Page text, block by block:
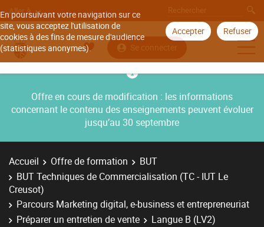
En poursuivant votre navigation sur ce
site, vous acceptez l'utilisation de
cookies à des fins de mesure d'audience
(statistiques anonymes).
Accepter Refuser
Aller à
Se connecter
Offre en cours de modification : les informations
concernant le contenu des enseignements peuvent évoluer
jusqu’au 30 septembre
Accueil Offre de formation
BUT
BUT Techniques de Commercialisation (TC - IUT Le
Creusot)
Parcours Marketing digital, e-business et entrepreneuriat
Préparer un entretien de vente
Langue B (LV2)